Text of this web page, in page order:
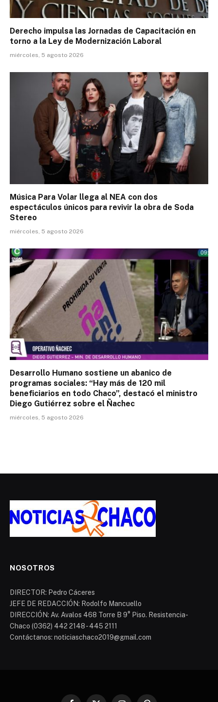
Derecho impulsa las Jornadas de Capacitación en
torno a la Ley de Modernización Laboral
miércoles, 5 agosto 2026
Música Para Volar llega al NEA con dos
espectáculos únicos para revivir la obra de Soda
Stereo
miércoles, 5 agosto 2026
Desarrollo Humano sostiene un abanico de
programas sociales: “Hay más de 120 mil
beneficiarios en todo Chaco”, destacó el ministro
Diego Gutiérrez sobre el Ñachec
miércoles, 5 agosto 2026
NOSOTROS
DIRECTOR: Pedro Cáceres
JEFE DE REDACCIÓN: Rodolfo Mancuello
DIRECCIÓN: Av. Avalos 468 Torre B 9° Piso. Resistencia-
Chaco (0362) 442 2148 - 445 2111
Contáctanos: noticiaschaco2019@gmail.com